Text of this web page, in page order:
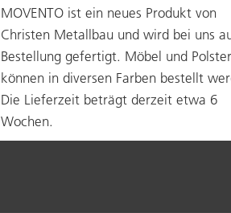
MOVENTO ist ein neues Produkt von
Christen Metallbau und wird bei uns
Bestellung gefertigt. Möbel und Polster
können in diversen Farben bestellt
Die Lieferzeit beträgt derzeit etwa 6
Wochen.